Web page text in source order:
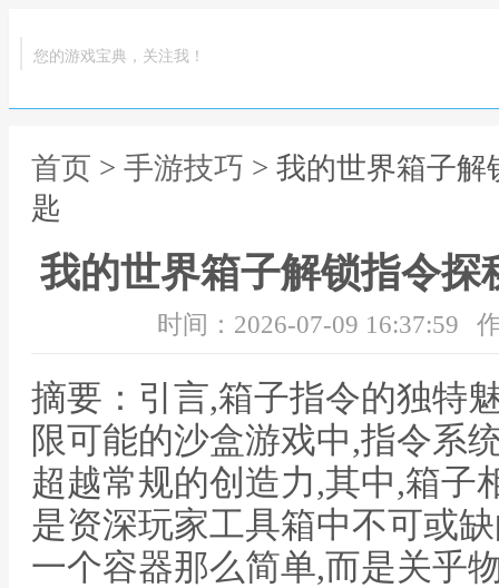
您的游戏宝典，关注我！
首页 > 手游技巧 > 我的世界箱子
匙
我的世界箱子解锁指令探
时间：2026-07-09 16:37:59
摘要：引言,箱子指令的独特
限可能的沙盒游戏中,指令系
超越常规的创造力,其中,箱子
是资深玩家工具箱中不可或
一个容器那么简单,而是关乎